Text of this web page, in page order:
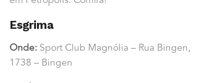
Esgrima
Onde: Sport Club Magnólia – Rua Bingen,
1738 – Bingen